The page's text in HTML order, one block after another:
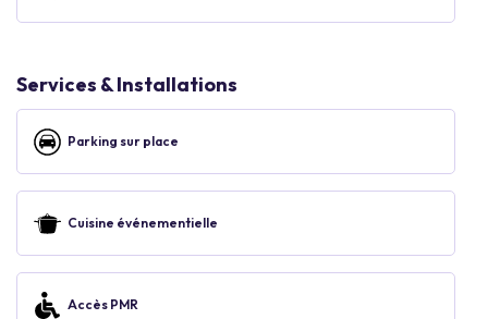
Services & Installations
Parking sur place
Cuisine événementielle
Accès PMR